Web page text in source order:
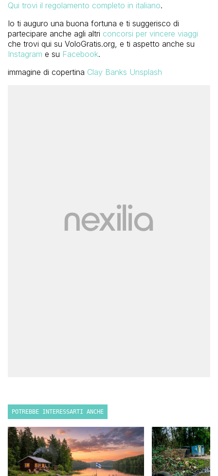
Qui trovi il regolamento completo in italiano.
Io ti auguro una buona fortuna e ti suggerisco di
partecipare anche agli altri concorsi per vincere viaggi
che trovi qui su VoloGratis.org, e ti aspetto anche su
Instagram e su Facebook.
immagine di copertina Clay Banks Unsplash
POTREBBE INTERESSARTI ANCHE